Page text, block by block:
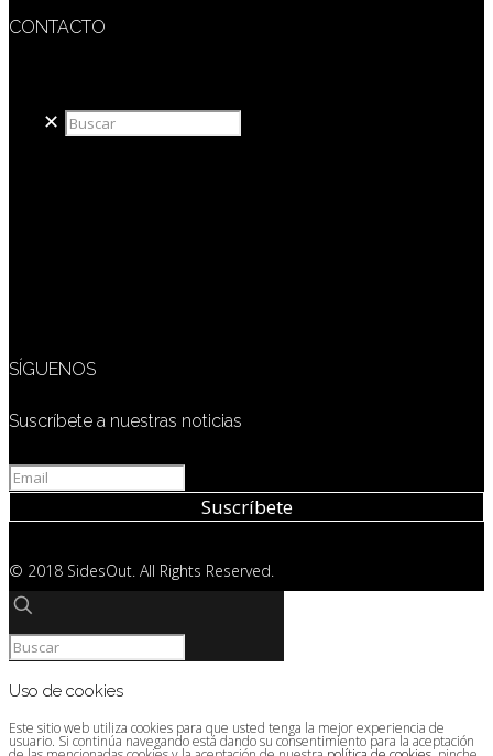
CONTACTO
✕
SÍGUENOS
Suscríbete a nuestras noticias
© 2018 SidesOut. All Rights Reserved.
Uso de cookies
Este sitio web utiliza cookies para que usted tenga la mejor experiencia de
usuario. Si continúa navegando está dando su consentimiento para la aceptación